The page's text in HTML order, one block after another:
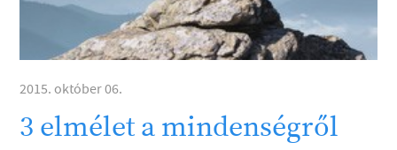
2015. október 06.
3 elmélet a mindenségről